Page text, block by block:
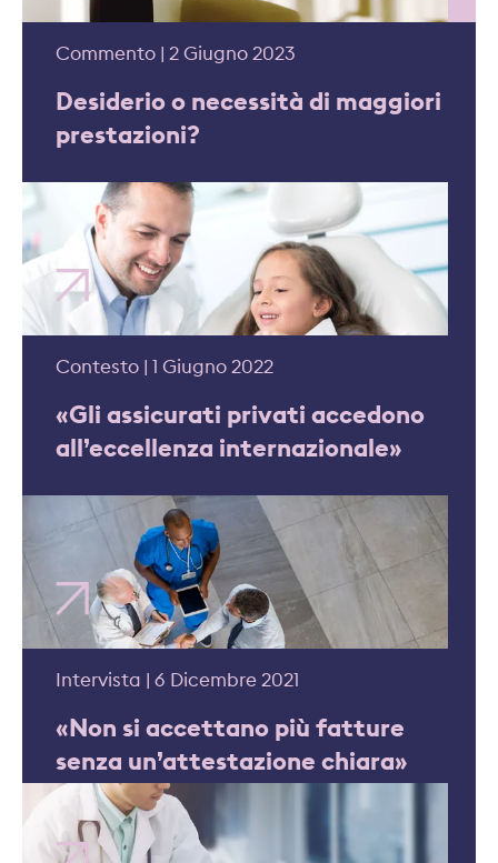
Commento | 2 Giugno 2023
Desiderio o necessità di maggiori
prestazioni?
Contesto | 1 Giugno 2022
«Gli assicurati privati accedono
all’eccellenza internazionale»
Intervista | 6 Dicembre 2021
«Non si accettano più fatture
senza un’attestazione chiara»